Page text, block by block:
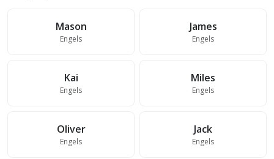
Mason
Engels
James
Engels
Kai
Engels
Miles
Engels
Oliver
Engels
Jack
Engels